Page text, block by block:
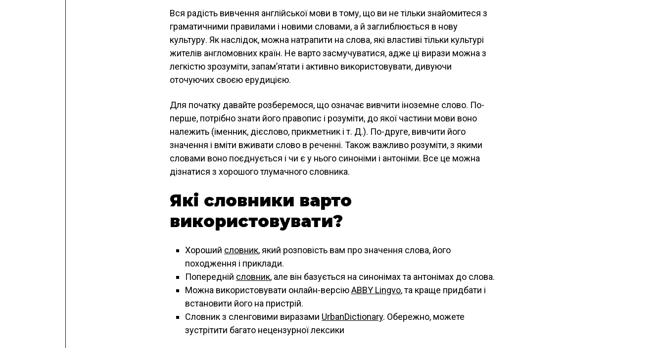
Вся радість вивчення англійської мови в тому, що ви не тільки знайомитеся з
граматичними правилами і новими словами, а й заглиблюється в нову
культуру. Як наслідок, можна натрапити на слова, які властиві тільки культурі
жителів англомовних країн. Не варто засмучуватися, адже ці вирази можна з
легкістю зрозуміти, запам’ятати і активно використовувати, дивуючи
оточуючих своєю ерудицією.
Для початку давайте розберемося, що означає вивчити іноземне слово. По-
перше, потрібно знати його правопис і розуміти, до якої частини мови воно
належить (іменник, дієслово, прикметник і т. Д.). По-друге, вивчити його
значення і вміти вживати слово в реченні. Також важливо розуміти, з якими
словами воно поєднується і чи є у нього синоніми і антоніми. Все це можна
дізнатися з хорошого тлумачного словника.
Які словники варто
використовувати?
Хороший словник, який розповість вам про значення слова, його
походження і приклади.
Попередній словник, але він базується на синонімах та антонімах до слова.
Можна використовувати онлайн-версіюABBY Lingvo, та краще придбати і
встановити його на пристрій.
Словник з сленговими виразами UrbanDictionary. Обережно, можете
зустрітити багато нецензурної лексики